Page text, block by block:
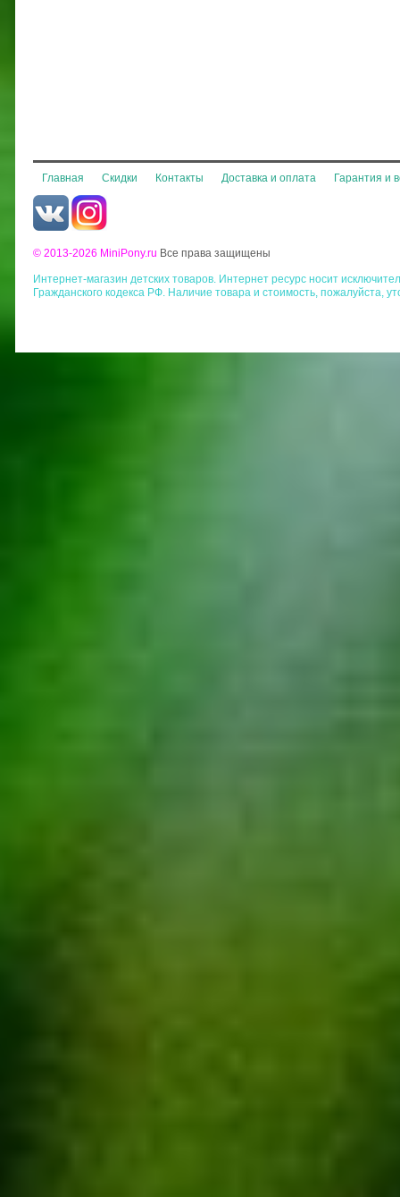
Главная Скидки Контакты Доставка и оплата Гарантия и
© 2013-2026 MiniPony.ru Все права защищены
Интернет-магазин детских товаров. Интернет ресурс носит
Гражданского кодекса РФ. Наличие товара и стоимость, пожалуйста,